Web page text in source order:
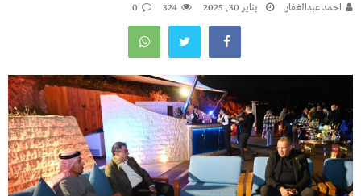
احمد عبدالغفار يناير 30, 2025 324
0